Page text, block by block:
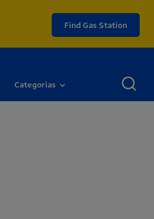
Find Gas Station
Categorias